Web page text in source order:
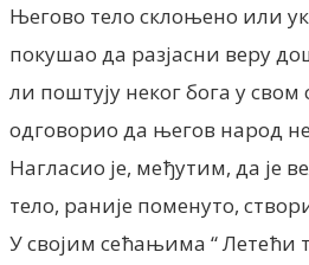
Његово тело склоњено или
покушао да разјасни веру
ли поштују неког бога у свом
одговорио да његов народ
Нагласио је, међутим, да је
тело, раније поменуто,
У својим сећањима “